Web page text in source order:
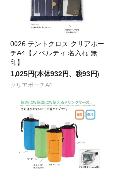
0026 テントクロス クリアポー
チA4【ノベルティ 名入れ 無
印】
1,025円(本体932円、税93円)
クリアポーチA4